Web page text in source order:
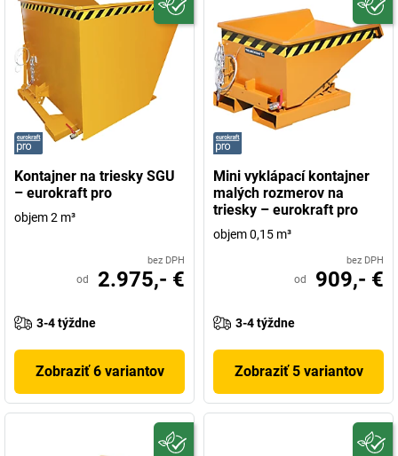
Kontajner na triesky SGU
– eurokraft pro
objem 2 m³
bez DPH
od 2.975,- €
3-4 týždne
Zobraziť 6 variantov
Mini vyklápací kontajner
malých rozmerov na
triesky – eurokraft pro
objem 0,15 m³
bez DPH
od 909,- €
3-4 týždne
Zobraziť 5 variantov